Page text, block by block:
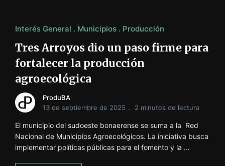
Interés General Municipios Producción
Tres Arroyos dio un paso firme para
fortalecer la producción
agroecológica
ProduBA
13 de septiembre de 2025
2 minutos de lectura
El municipio del sudoeste bonaerense se suma a la Red
Nacional de Municipios Agroecológicos. La iniciativa busca
implementar políticas públicas para el fomento y la …